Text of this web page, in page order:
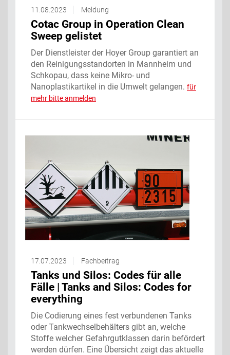
11.08.2023 Meldung
Cotac Group in Operation Clean
Sweep gelistet
Der Dienstleister der Hoyer Group garantiert an
den Reinigungsstandorten in Mannheim und
Schkopau, dass keine Mikro- und
Nanoplastikartikel in die Umwelt gelangen. für
mehr bitte anmelden
17.07.2023 Fachbeitrag
Tanks und Silos: Codes für alle
Fälle | Tanks and Silos: Codes for
everything
Die Codierung eines fest verbundenen Tanks
oder Tankwechselbehälters gibt an, welche
Stoffe welcher Gefahrgutklassen darin befördert
werden dürfen. Eine Übersicht zeigt das aktuelle